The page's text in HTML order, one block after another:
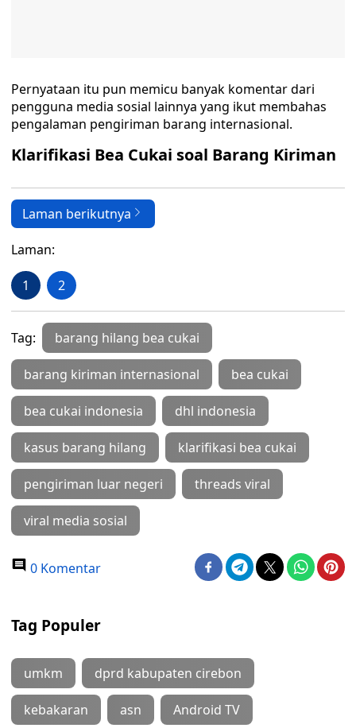
Pernyataan itu pun memicu banyak komentar dari
pengguna media sosial lainnya yang ikut membahas
pengalaman pengiriman barang internasional.
Klarifikasi Bea Cukai soal Barang Kiriman
Laman berikutnya
Laman:
1 2
Tag: barang hilang bea cukai
barang kiriman internasional bea cukai
bea cukai indonesia dhl indonesia
kasus barang hilang klarifikasi bea cukai
pengiriman luar negeri threads viral
viral media sosial
0 Komentar
Tag Populer
umkm dprd kabupaten cirebon
kebakaran asn Android TV